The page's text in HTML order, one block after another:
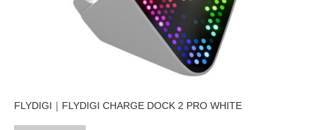
FLYDIGI｜FLYDIGI CHARGE DOCK 2 PRO WHITE